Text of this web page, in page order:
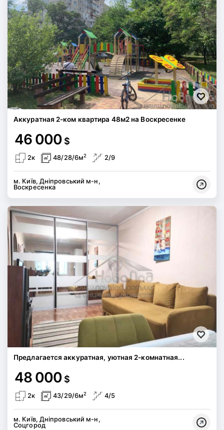
Аккуратная 2-ком квартира 48м2 на Воскресенке
46 000 $
2к 48/28/6м2 2/9
м. Київ, Дніпровський м-н,
Воскресенка
Предлагается аккуратная, уютная 2-комнатная...
48 000 $
2к 43/29/6м2 4/5
м. Київ, Дніпровський м-н,
Соцгород